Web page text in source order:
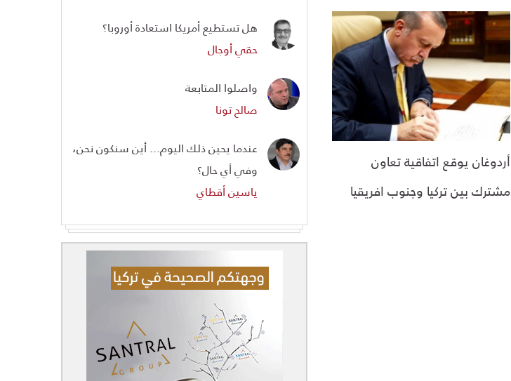
أردوغان يوقع اتفاقية تعاون
مشترك بين تركيا وجنوب افريقيا
هل تستطيع أمريكا استعادة أوروبا؟
حقي أوجال
واصلوا المتابعة
صالح تونا
عندما يحين ذلك اليوم... أين سنكون نحن،
وفي أي حال؟
ياسين أقطاي